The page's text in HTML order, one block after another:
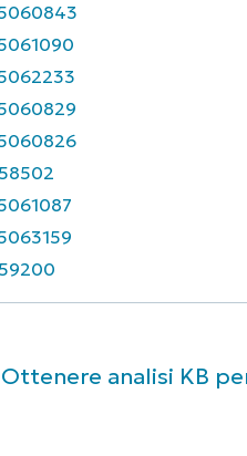
Ottenere analisi KB